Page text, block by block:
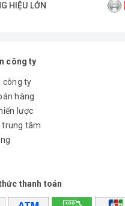
HIỆU LỚN
công ty
công ty
hàng
lược
trung tâm
thanh toán